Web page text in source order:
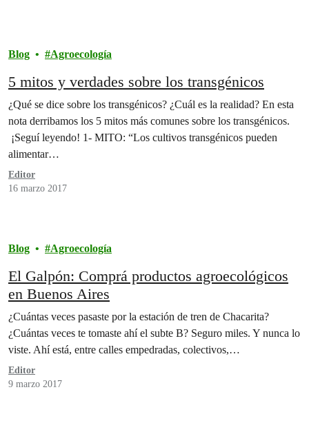
Blog Agroecología
5 mitos y verdades sobre los transgénicos
¿Qué se dice sobre los transgénicos? ¿Cuál es la realidad? En esta
nota derribamos los 5 mitos más comunes sobre los transgénicos.
¡Seguí leyendo! 1- MITO: “Los cultivos transgénicos pueden
alimentar…
Editor
16 marzo 2017
Blog Agroecología
El Galpón: Comprá productos agroecológicos
en Buenos Aires
¿Cuántas veces pasaste por la estación de tren de Chacarita?
¿Cuántas veces te tomaste ahí el subte B? Seguro miles. Y nunca lo
viste. Ahí está, entre calles empedradas, colectivos,…
Editor
9 marzo 2017